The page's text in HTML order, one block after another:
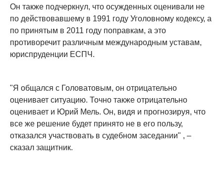
Он также подчеркнул, что осужденных оценивали не
по действовавшему в 1991 году Уголовному кодексу, а
по принятым в 2011 году поправкам, а это
противоречит различным международным уставам,
юриспруденции ЕСПЧ.
"Я общался с Головатовым, он отрицательно
оценивает ситуацию. Точно также отрицательно
оценивает и Юрий Мель. Он, видя и прогнозируя, что
все же решение будет принято не в его пользу,
отказался участвовать в судебном заседании" , –
сказал защитник.